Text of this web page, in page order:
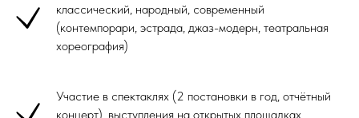
классический, народный, современный
(контемпорари, эстрада, джаз-модерн, театральная
хореография)
Участие в спектаклях (2 постановки в год, отчётный
концерт), выступления на открытых площадках,